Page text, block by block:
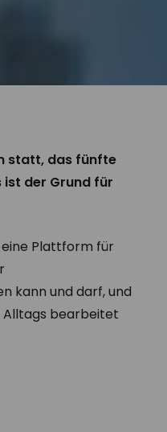
statt, das fünfte
ist der Grund für
Plattform für
kann und darf, und
Alltags bearbeitet